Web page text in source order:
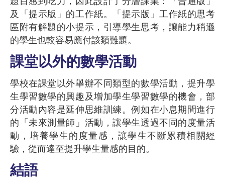
及「提示版」的工作紙。「提示版」工作紙的思考
區附有解題的小提示，引導學生思考，讓能力稍遜
的學生也較容易應付該類難題。
課堂以外的數學活動
學校在課堂以外舉辦不同類型的數學活動，提升學
生學習數學的興趣及增加學生學習數學的機會，部
分活動內容是延伸思維訓練。例如在小息期間進行
的「未來測量師」活動，讓學生透過不同的度量活
動，培養學生的度量感，讓學生不斷累積相關經
驗，從而達至提升學生量感的目的。
結語